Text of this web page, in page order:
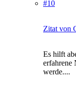
#10
Zitat von
Es hilft
erfahrene
werde....